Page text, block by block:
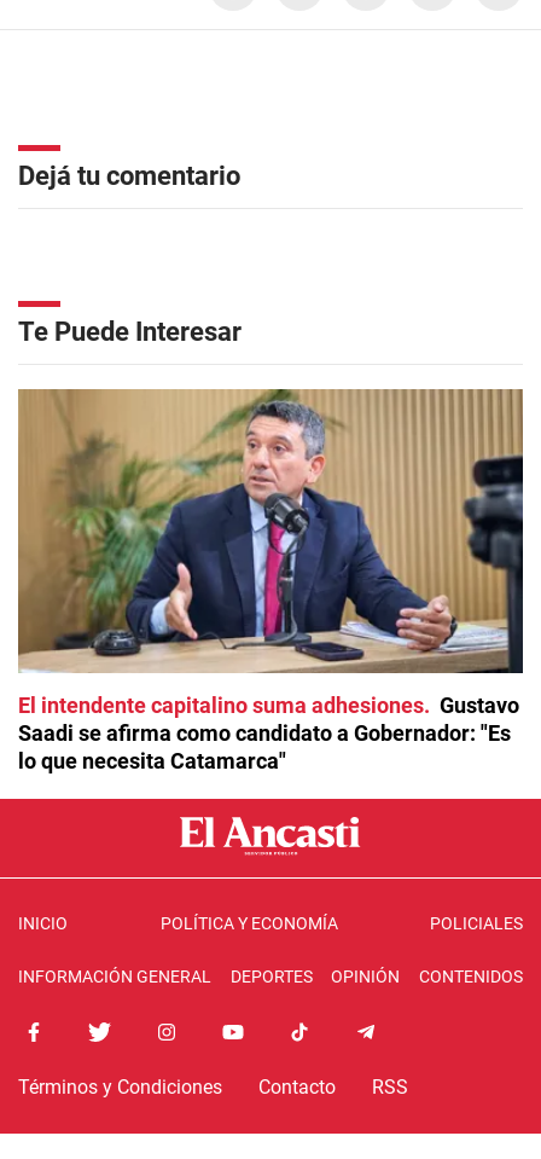
Dejá tu comentario
Te Puede Interesar
El intendente capitalino suma adhesiones
Gustavo
Saadi se afirma como candidato a Gobernador: "Es
lo que necesita Catamarca"
INICIO POLÍTICA Y ECONOMÍA POLICIALES
INFORMACIÓN GENERAL DEPORTES OPINIÓN CONTENIDOS
Términos y Condiciones Contacto RSS